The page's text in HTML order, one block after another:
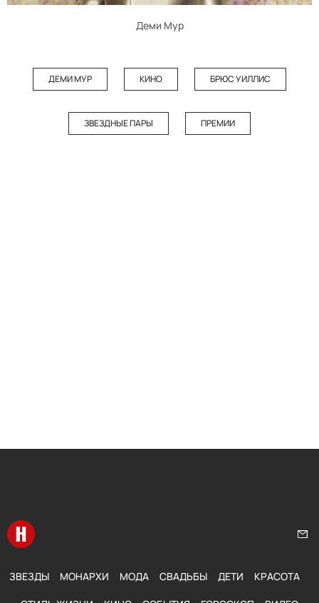
Деми Мур
ДЕМИ МУР КИНО БРЮС УИЛЛИС
ЗВЕЗДНЫЕ ПАРЫ ПРЕМИИ
Перейти на главную
ЗВЕЗДЫ МОНАРХИ МОДА СВАДЬБЫ ДЕТИ КРАСОТА